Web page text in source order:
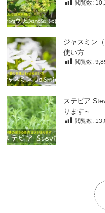
閲覧数:
ジャスミン
使い方
閲覧数:
ステビア
ります～
閲覧数: